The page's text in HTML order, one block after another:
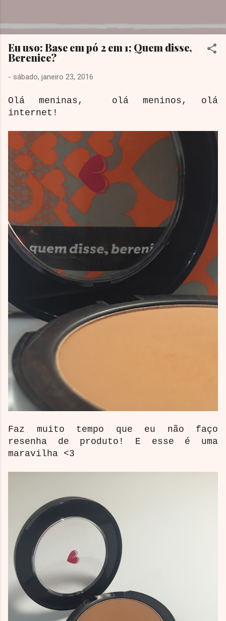
Eu uso: Base em pó 2 em 1; Quem disse,
Berenice?
- sábado, janeiro 23, 2016
Olá meninas, olá meninos, olá
internet!
Faz muito tempo que eu não faço
resenha de produto! E esse é uma
maravilha <3